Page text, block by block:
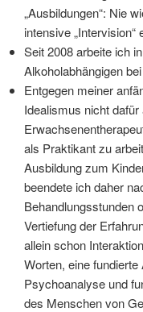
„Ausbildungen“: Nie
intensive „Intervision“
Seit 2008 arbeite ich
Alkoholabhängigen
Entgegen meiner
Idealismus nicht
als Praktikant zu
Ausbildung zum
beendete ich daher
Behandlungsstunden
Vertiefung der
allein schon
Worten, eine
Psychoanalyse und
des Menschen von